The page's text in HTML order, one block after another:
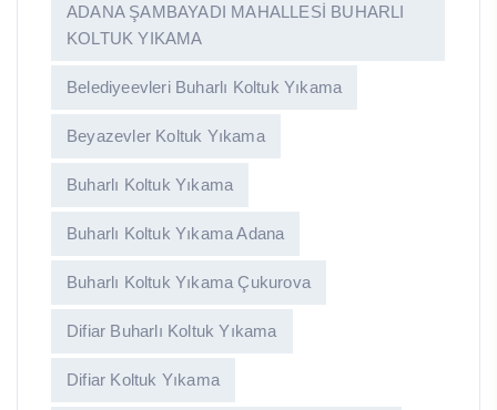
ADANA ŞAMBAYADI MAHALLESİ BUHARLI
KOLTUK YIKAMA
Belediyeevleri Buharlı Koltuk Yıkama
Beyazevler Koltuk Yıkama
Buharlı Koltuk Yıkama
Buharlı Koltuk Yıkama Adana
Buharlı Koltuk Yıkama Çukurova
Difiar Buharlı Koltuk Yıkama
Difiar Koltuk Yıkama